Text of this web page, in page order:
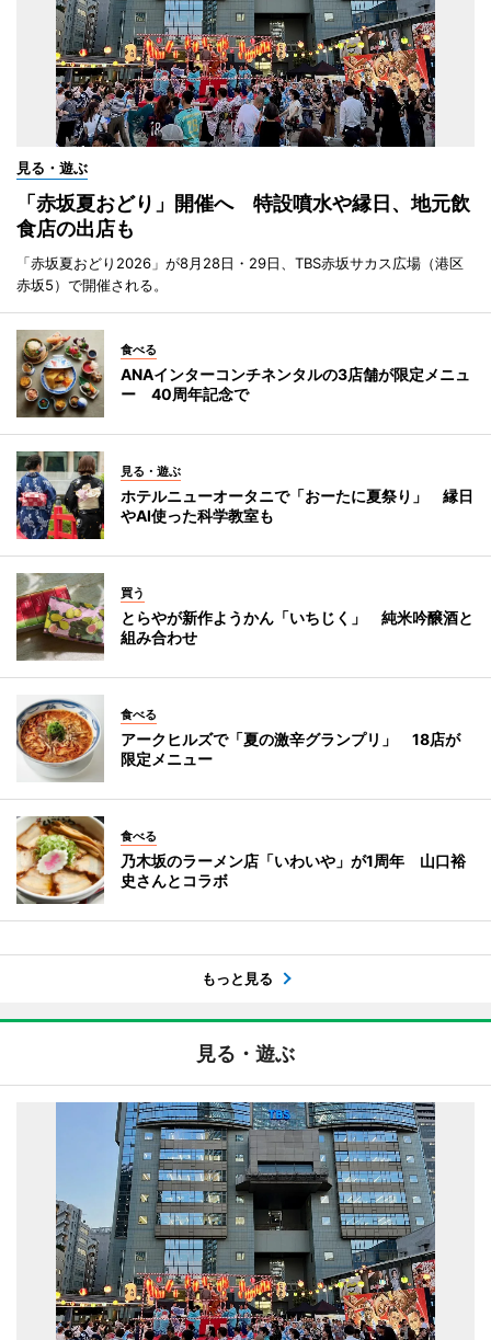
見る・遊ぶ
「赤坂夏おどり」開催へ 特設噴水や縁日、地元飲
食店の出店も
「赤坂夏おどり2026」が8月28日・29日、TBS赤坂サカス広場（港区
赤坂5）で開催される。
食べる
ANAインターコンチネンタルの3店舗が限定メニュ
ー 40周年記念で
見る・遊ぶ
ホテルニューオータニで「おーたに夏祭り」 縁日
やAI使った科学教室も
買う
とらやが新作ようかん「いちじく」 純米吟醸酒と
組み合わせ
食べる
アークヒルズで「夏の激辛グランプリ」 18店が
限定メニュー
食べる
乃木坂のラーメン店「いわいや」が1周年 山口裕
史さんとコラボ
もっと見る
見る・遊ぶ